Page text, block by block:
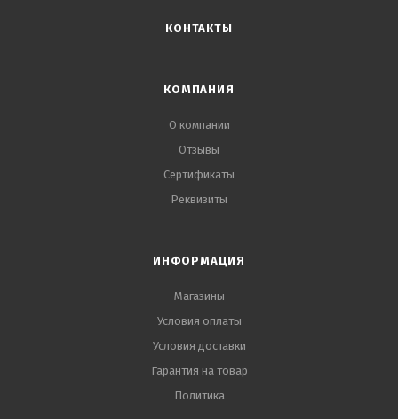
КОНТАКТЫ
КОМПАНИЯ
О компании
Отзывы
Сертификаты
Реквизиты
ИНФОРМАЦИЯ
Магазины
Условия оплаты
Условия доставки
Гарантия на товар
Политика